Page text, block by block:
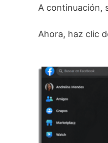
A continuación,
Ahora, haz clic